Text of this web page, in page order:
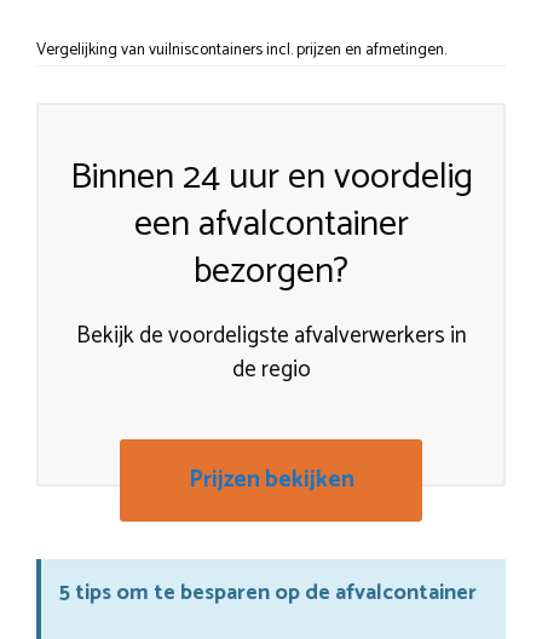
Vergelijking van vuilniscontainers incl. prijzen en afmetingen.
Binnen 24 uur en voordelig
een afvalcontainer
bezorgen?
Bekijk de voordeligste afvalverwerkers in
de regio
Prijzen bekijken
5 tips om te besparen op de afvalcontainer